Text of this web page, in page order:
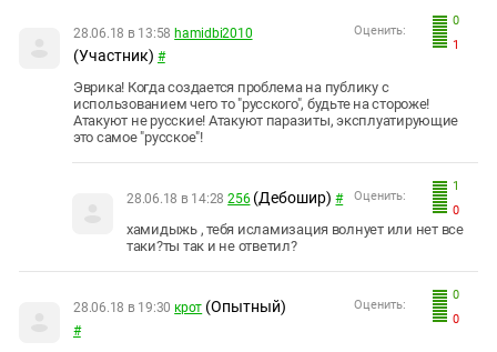
0
1
Оценить:
28.06.18 в 13:58 hamidbi2010
(Участник) #
Эврика! Когда создается проблема на публику с
использованием чего то "русского", будьте на стороже!
Атакуют не русские! Атакуют паразиты, эксплуатирующие
это самое "русское"!
1
0
Оценить:
28.06.18 в 14:28 256 (Дебошир) #
хамидыжь , тебя исламизация волнует или нет все
таки?ты так и не ответил?
0
0
Оценить:
28.06.18 в 19:30 крот (Опытный)
#